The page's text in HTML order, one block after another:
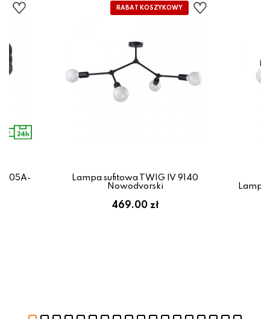
05A-
Lampa sufitowa TWIG IV 9140
Nowodvorski
469.00 zł